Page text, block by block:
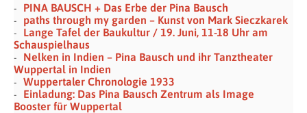
PINA BAUSCH + Das Erbe der Pina Bausch
paths through my garden – Kunst von Mark Sieczkarek
Lange Tafel der Baukultur / 19. Juni, 11-18 Uhr am
Schauspielhaus
Nelken in Indien – Pina Bausch und ihr Tanztheater
Wuppertal in Indien
Wuppertaler Chronologie 1933
Einladung: Das Pina Bausch Zentrum als Image
Booster für Wuppertal